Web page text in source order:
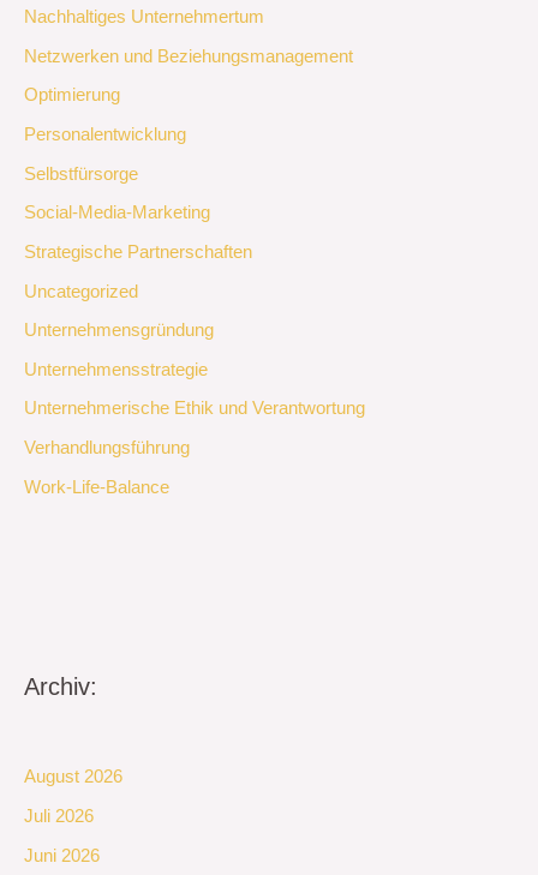
Nachhaltiges Unternehmertum
Netzwerken und Beziehungsmanagement
Optimierung
Personalentwicklung
Selbstfürsorge
Social-Media-Marketing
Strategische Partnerschaften
Uncategorized
Unternehmensgründung
Unternehmensstrategie
Unternehmerische Ethik und Verantwortung
Verhandlungsführung
Work-Life-Balance
Archiv:
August 2026
Juli 2026
Juni 2026